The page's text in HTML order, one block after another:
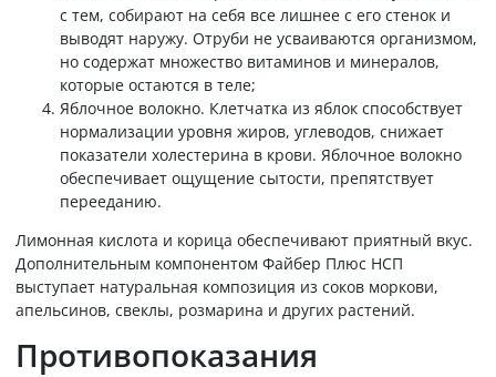
с тем, собирают на себя все лишнее с его стенок и
выводят наружу. Отруби не усваиваются организмом,
но содержат множество витаминов и минералов,
которые остаются в теле;
Яблочное волокно. Клетчатка из яблок способствует
нормализации уровня жиров, углеводов, снижает
показатели холестерина в крови. Яблочное волокно
обеспечивает ощущение сытости, препятствует
перееданию.
Лимонная кислота и корица обеспечивают приятный вкус.
Дополнительным компонентом Файбер Плюс НСП
выступает натуральная композиция из соков моркови,
апельсинов, свеклы, розмарина и других растений.
Противопоказания